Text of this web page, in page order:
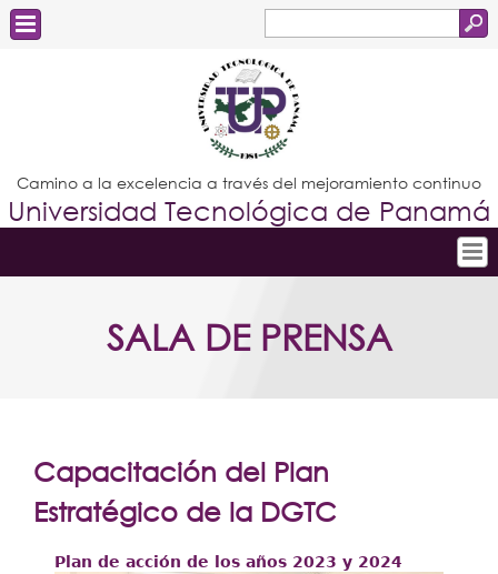
de
búsqueda
Estudiantes
Docentes
Administrativos
Graduados
Camino a la excelencia a través del mejoramiento continuo
Universidad Tecnológica de Panamá
Conoce la UTP
Postgrados
Extensión
SALA DE PRENSA
Capacitación del Plan
Estratégico de la DGTC
Plan de acción de los años 2023 y 2024